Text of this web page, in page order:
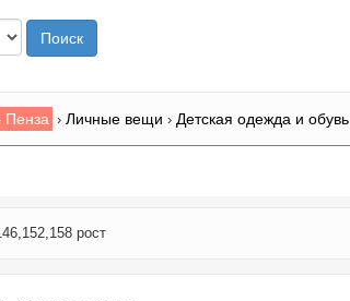
Пенза › Личные вещи › Детская одежда и обувь
рост